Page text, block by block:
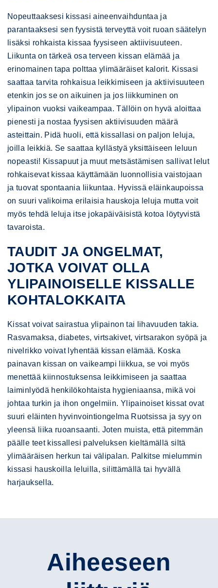
Nopeuttaaksesi kissasi aineenvaihduntaa ja
parantaaksesi sen fyysistä terveyttä voit ruoan säätelyn
lisäksi rohkaista kissaa fyysiseen aktiivisuuteen.
Liikunta on tärkeä osa terveen kissan elämää ja
erinomainen tapa polttaa ylimääräiset kalorit. Kissasi
saattaa tarvita rohkaisua leikkimiseen ja aktiivisuuteen
etenkin jos se on aikuinen ja jos liikkuminen on
ylipainon vuoksi vaikeampaa. Tällöin on hyvä aloittaa
pienesti ja nostaa fyysisen aktiivisuuden määrä
asteittain. Pidä huoli, että kissallasi on paljon leluja,
joilla leikkiä. Se saattaa kyllästyä yksittäiseen leluun
nopeasti! Kissapuut ja muut metsästämisen sallivat lelut
rohkaisevat kissaa käyttämään luonnollisia vaistojaan
ja tuovat spontaania liikuntaa. Hyvissä eläinkaupoissa
on suuri valikoima erilaisia hauskoja leluja mutta voit
myös tehdä leluja itse jokapäiväisistä kotoa löytyvistä
tavaroista.
TAUDIT JA ONGELMAT,
JOTKA VOIVAT OLLA
YLIPAINOISELLE KISSALLE
KOHTALOKKAITA
Kissat voivat sairastua ylipainon tai lihavuuden takia.
Rasvamaksa, diabetes, virtsakivet, virtsarakon syöpä ja
nivelrikko voivat lyhentää kissan elämää. Koska
painavan kissan on vaikeampi liikkua, se voi myös
menettää kiinnostuksensa leikkimiseen ja saattaa
laiminlyödä henkilökohtaista hygieniaansa, mikä voi
johtaa turkin ja ihon ongelmiin. Ylipainoiset kissat ovat
suuri eläinten hyvinvointiongelma Ruotsissa ja syy on
yleensä liika ruoansaanti. Joten muista, että pitemmän
päälle teet kissallesi palveluksen kieltämällä siltä
ylimääräisen herkun tai välipalan. Palkitse mielummin
kissasi hauskoilla leluilla, silittämällä tai hyvällä
harjauksella.
Aiheeseen